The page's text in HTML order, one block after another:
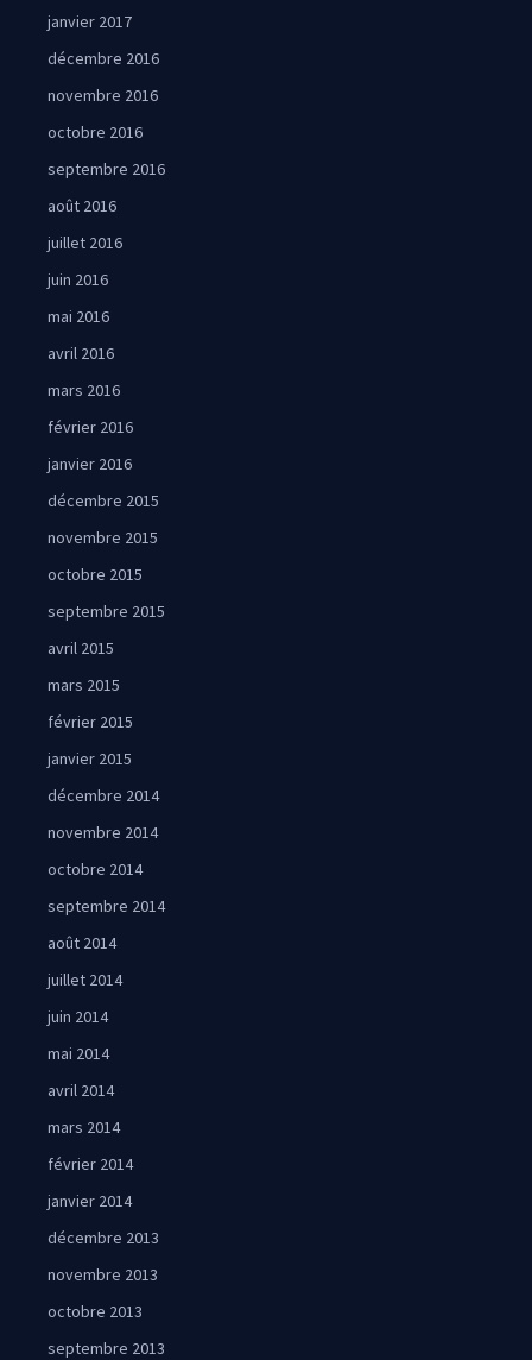
janvier 2017
décembre 2016
novembre 2016
octobre 2016
septembre 2016
août 2016
juillet 2016
juin 2016
mai 2016
avril 2016
mars 2016
février 2016
janvier 2016
décembre 2015
novembre 2015
octobre 2015
septembre 2015
avril 2015
mars 2015
février 2015
janvier 2015
décembre 2014
novembre 2014
octobre 2014
septembre 2014
août 2014
juillet 2014
juin 2014
mai 2014
avril 2014
mars 2014
février 2014
janvier 2014
décembre 2013
novembre 2013
octobre 2013
septembre 2013